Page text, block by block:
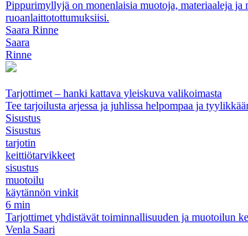
Pippurimyllyjä on monenlaisia muotoja, materiaaleja
ruoanlaittotottumuksiisi.
Saara Rinne
Saara
Rinne
Tarjottimet – hanki kattava yleiskuva valikoimasta
Tee tarjoilusta arjessa ja juhlissa helpompaa ja
Sisustus
Sisustus
tarjotin
keittiötarvikkeet
sisustus
muotoilu
käytännön vinkit
6 min
Tarjottimet yhdistävät toiminnallisuuden ja muotoilun
Venla Saari